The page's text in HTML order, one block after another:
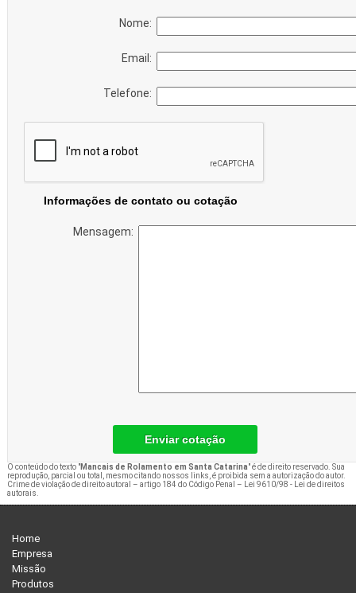
Nome:
Email:
Telefone:
Informações de contato ou cotação
Mensagem:
Enviar cotação
O conteúdo do texto "Mancais de Rolamento em Santa Catarina" é de direito reservado. Sua
reprodução, parcial ou total, mesmo citando nossos links, é proibida sem a autorização do autor.
Crime de violação de direito autoral – artigo 184 do Código Penal – Lei 9610/98 - Lei de direitos
autorais.
Home
Empresa
Missão
Produtos